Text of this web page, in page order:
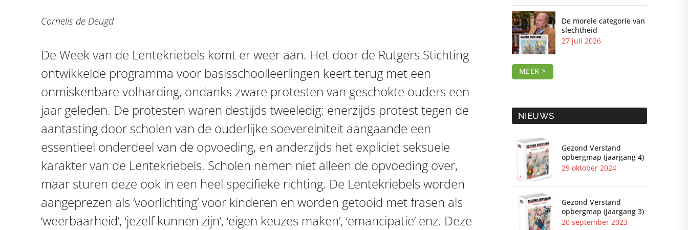
Cornelis de Deugd
De Week van de Lentekriebels komt er weer aan. Het door de Rutgers Stichting
ontwikkelde programma voor basisschoolleerlingen keert terug met een
onmiskenbare volharding, ondanks zware protesten van geschokte ouders een
jaar geleden. De protesten waren destijds tweeledig: enerzijds protest tegen de
aantasting door scholen van de ouderlijke soevereiniteit aangaande een
essentieel onderdeel van de opvoeding, en anderzijds het expliciet seksuele
karakter van de Lentekriebels. Scholen nemen niet alleen de opvoeding over,
maar sturen deze ook in een heel specifieke richting. De Lente­kriebels worden
aangeprezen als ‘voorlichting’ voor kinderen en worden getooid met frasen als
‘weerbaarheid’, ‘jezelf kunnen zijn’, ‘eigen keuzes maken’, ‘emancipatie’ enz. Deze
De morele categorie van
slechtheid
27 juli 2026
MEER >
NIEUWS
Gezond Verstand
opbergmap (jaargang 4)
29 oktober 2024
Gezond Verstand
opbergmap (jaargang 3)
20 september 2023